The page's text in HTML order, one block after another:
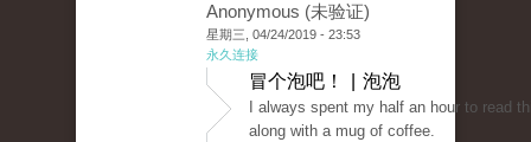
Anonymous (未验证)
星期三, 04/24/2019 - 23:53
永久连接
冒个泡吧！ | 泡泡
I always spent my half an hour to read
along with a mug of coffee.